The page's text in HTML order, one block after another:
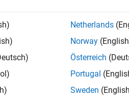
Netherlands
Norway
Österreich
Portugal
Sweden